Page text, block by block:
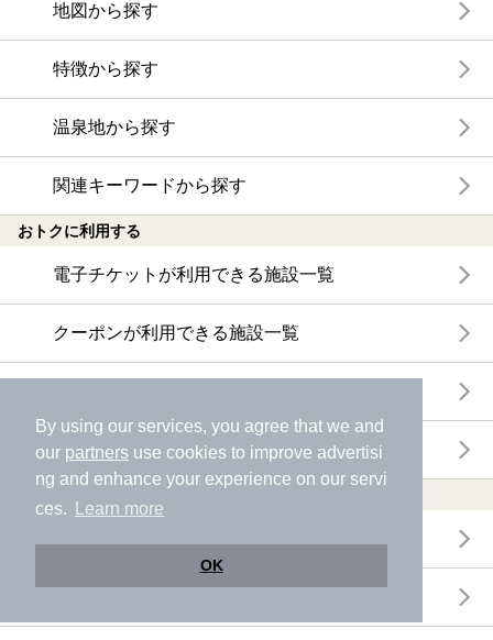
By using our services, you agree that we and
our partners use cookies to improve advertisi
ng and enhance your experience on our servi
ces.
Learn more
OK
地図から探す
特徴から探す
温泉地から探す
関連キーワードから探す
おトクに利用する
電子チケットが利用できる施設一覧
クーポンが利用できる施設一覧
今月の新着電子チケット・クーポン一覧